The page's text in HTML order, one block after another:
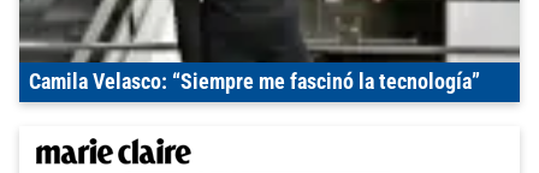
Camila Velasco: “Siempre me fascinó la tecnología”